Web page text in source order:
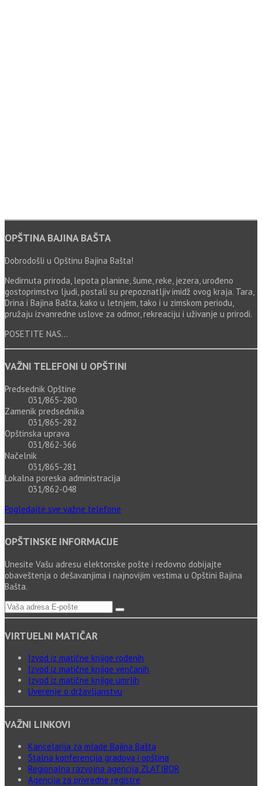
OPŠTINA BAJINA BAŠTA
Dobrodošli u Opštinu Bajina Bašta!
Nedirnuta priroda, lepota planine, šume, reke, jezera, urođeno
gostoprimstvo ljudi, postali su prepoznatljiv imidž ovog kraja. Tara,
Drina i Bajina Bašta, kako u letnjem, tako i u zimskom periodu,
pružaju izvanredne uslove za odmor, rekreaciju i uživanje u prirodi.
POSETITE NAS...
VAŽNI TELEFONI U OPŠTINI
Predsednik Opštine
031/865-280
Zamenik predsednika
031/865-282
Opštinska uprava
031/862-366
Načelnik
031/865-281
Lokalna poreska administracija
031/862-048
Pogledajte sve važne telefone
OPŠTINSKE INFORMACIJE
Unesite Vašu adresu elektonske pošte i redovno dobijajte
obaveštenja o dešavanjima i najnovijim vestima u Opštini Bajina
Bašta.
VIRTUELNI MATIČAR
Izvod iz matične knjige rođenih
Izvod iz matične knjige venčanih
Izvod iz matične knjige umrlih
Uverenje o državljanstvu
VAŽNI LINKOVI
Kancelarija za mlade Bajina Bašta
Stalna konferencija gradova i opština
Regionalna razvojna agencija ZLATIBOR
Agencija za privredne registre